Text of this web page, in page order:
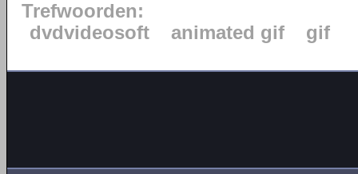
Trefwoorden:
dvdvideosoft
animated gif gif